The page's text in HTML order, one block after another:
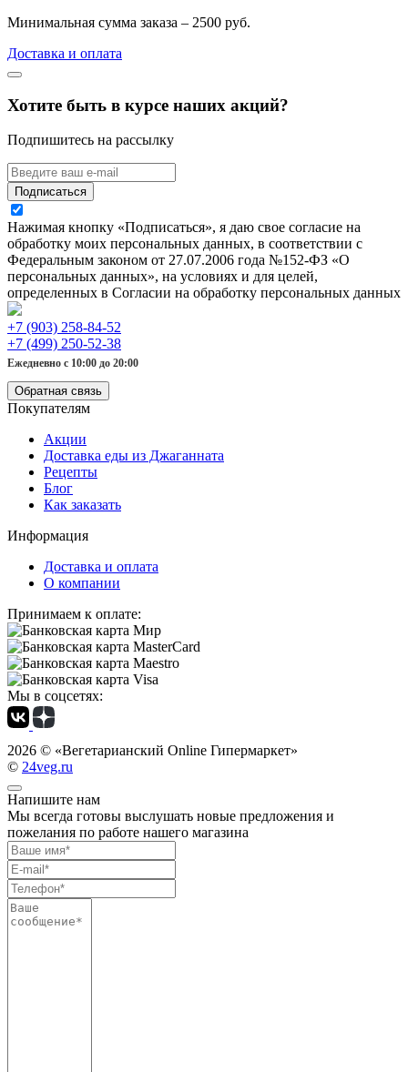
Минимальная сумма заказа – 2500 руб.
Доставка и оплата
Хотите быть в курсе наших акций?
Подпишитесь на рассылку
Подписаться
Нажимая кнопку «Подписаться», я даю свое согласие на
обработку моих персональных данных, в соответствии с
Федеральным законом от 27.07.2006 года №152-ФЗ «О
персональных данных», на условиях и для целей,
определенных в Согласии на обработку персональных данных
+7 (903) 258-84-52
+7 (499) 250-52-38
Ежедневно с 10:00 до 20:00
Обратная связь
Покупателям
Акции
Доставка еды из Джаганната
Рецепты
Блог
Как заказать
Информация
Доставка и оплата
О компании
Принимаем к оплате:
Мы в соцсетях:
2026 © «Вегетарианский Online Гипермаркет»
© 24veg.ru
Напишите нам
Мы всегда готовы выслушать новые предложения и
пожелания по работе нашего магазина